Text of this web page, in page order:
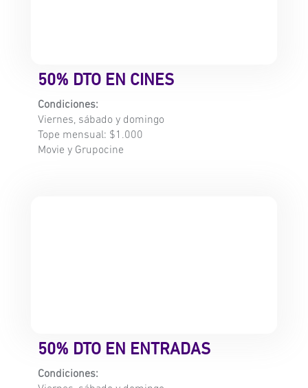
50% DTO EN CINES
Condiciones:
Viernes, sábado y domingo
Tope mensual: $1.000
Movie y Grupocine
50% DTO EN ENTRADAS
Condiciones: